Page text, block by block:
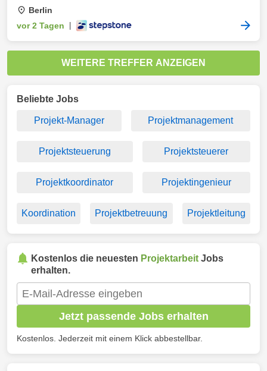
Berlin
vor 2 Tagen
WEITERE TREFFER ANZEIGEN
Beliebte Jobs
Projekt-Manager Projektmanagement
Projektsteuerung Projektsteuerer
Projektkoordinator Projektingenieur
Koordination Projektbetreuung Projektleitung
Kostenlos die neuesten Projektarbeit Jobs
erhalten.
Jetzt passende Jobs erhalten
Kostenlos. Jederzeit mit einem Klick abbestellbar.